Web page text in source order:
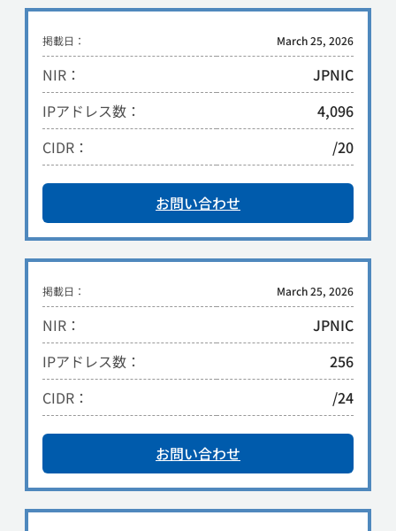
掲載日： March 25, 2026
NIR：
JPNIC
IPアドレス数：
4,096
CIDR：
/20
お問い合わせ
掲載日： March 25, 2026
NIR：
JPNIC
IPアドレス数：
256
CIDR：
/24
お問い合わせ